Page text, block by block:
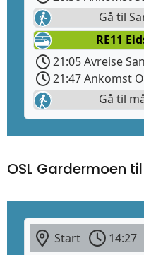
Gå til
RE11
21:05 Avreise
21:47 Ankomst
Gå til
OSL Gardermoen
Start 14:27